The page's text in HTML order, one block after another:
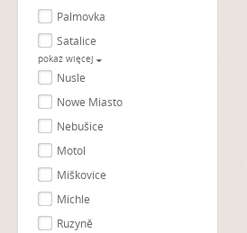
Palmovka
Satalice
pokaż więcej
Nusle
Nowe Miasto
Nebušice
Motol
Miškovice
Michle
Ruzyně